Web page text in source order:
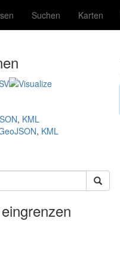
Suchen Karten
, KML
, KML